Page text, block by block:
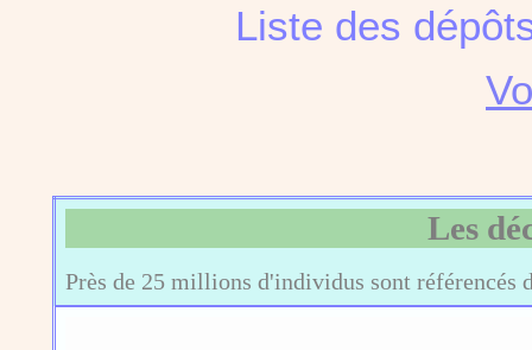
Liste des
Les
Près de 25 millions d'individus sont référencés